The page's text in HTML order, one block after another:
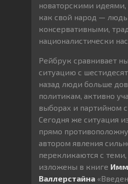
новаторскими идеями,
как свой народ —
консервативными,
националистически
Рейбрук сравнивает
ситуацию с
назад люди больше
политикам, активно
выборах и партийном
Сегодня же ситуация
прямо
автором явления
перекликаются с теми,
изложены в книге
Валлерстайна